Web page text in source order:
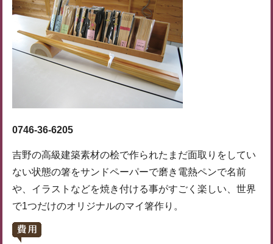
0746-36-6205
吉野の高級建築素材の桧で作られたまだ面取りをしてい
ない状態の箸をサンドペーパーで磨き電熱ペンで名前
や、イラストなどを焼き付ける事がすごく楽しい、世界
で1つだけのオリジナルのマイ箸作り。